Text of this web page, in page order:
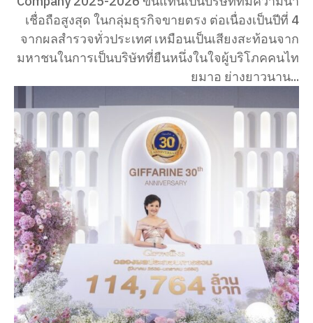
เชื่อถือสูงสุด ในกลุ่มธุรกิจขายตรง ต่อเนื่องเป็นปีที่ 4
จากผลสำรวจทั่วประเทศ เหมือนเป็นเสียงสะท้อนจาก
มหาชนในการเป็นบริษัทที่ยืนหนึ่งในใจผู้บริโภคคนไท
ยมาอ ย่างยาวนาน...